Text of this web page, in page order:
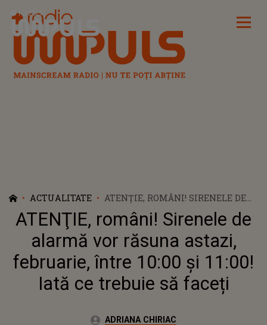
Radio Impuls
ACTUALITATE
ATENŢIE, ROMÂNI! SIRENELE DE
ALARMĂ VOR RĂSUNA ASTAZI,
FEBRUARIE, ÎNTRE 10:00 ȘI 11:00!
IATĂ CE TREBUIE SĂ FACEȚI
ATENŢIE, români! Sirenele de
alarmă vor răsuna astazi,
februarie, între 10:00 și 11:00!
Iată ce trebuie să faceți
Autor:ADRIANA CHIRIAC